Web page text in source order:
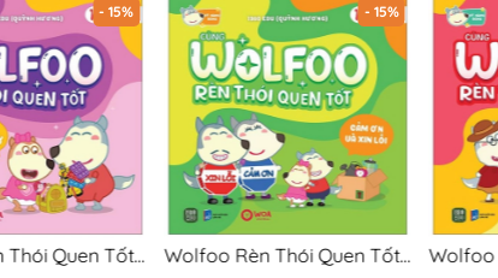
- 15%
Wolfoo Rèn Thói Quen Tốt - Đi Ngủ Đúng Giờ
- 15%
Wolfoo Rèn Thói Quen Tốt - Cảm Ơn Và Xin Lỗi